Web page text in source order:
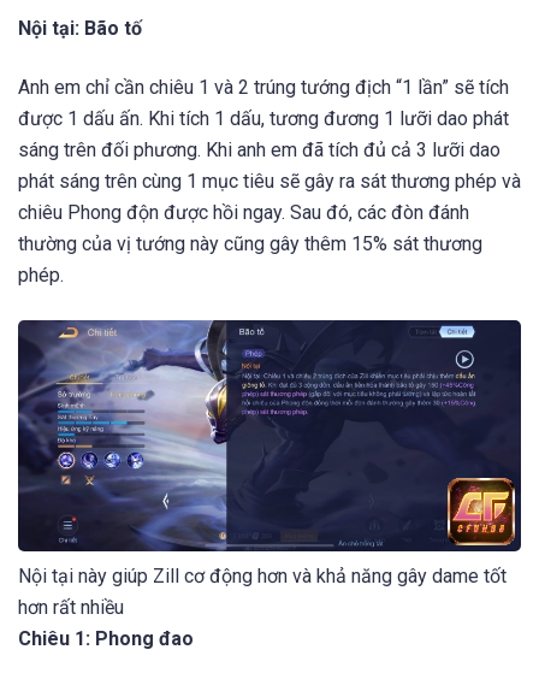
Nội tại: Bão tố
Anh em chỉ cần chiêu 1 và 2 trúng tướng địch “1 lần” sẽ tích
được 1 dấu ấn. Khi tích 1 dấu, tương đương 1 lưỡi dao phát
sáng trên đối phương. Khi anh em đã tích đủ cả 3 lưỡi dao
phát sáng trên cùng 1 mục tiêu sẽ gây ra sát thương phép và
chiêu Phong độn được hồi ngay. Sau đó, các đòn đánh
thường của vị tướng này cũng gây thêm 15% sát thương
phép.
Nội tại này giúp Zill cơ động hơn và khả năng gây dame tốt
hơn rất nhiều
Chiêu 1: Phong đao